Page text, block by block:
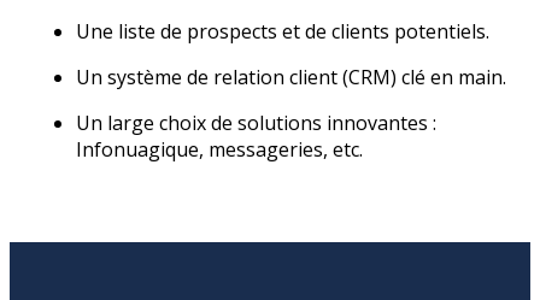
Une liste de prospects et de clients potentiels.
Un système de relation client (CRM) clé en main.
Un large choix de solutions innovantes :
Infonuagique, messageries, etc.